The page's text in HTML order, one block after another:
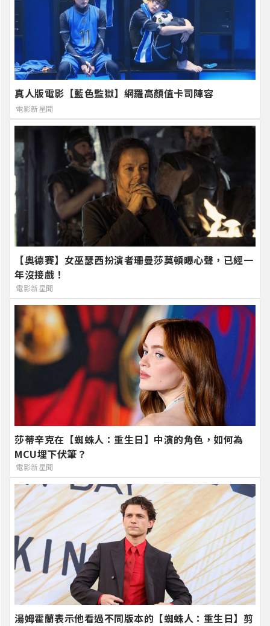
真人版電影【藍色監獄】網羅高顏值卡司陣容
電影新星聞
【奧德賽】女巫瑟西扮演者珊曼莎莫頓曝心聲，已經一
年沒接戲！
電影新星聞
莎蒂辛克在【蜘蛛人：重生日】中演的角色，如何為
MCU埋下伏筆？
電影新星聞
湯姆霍蘭表示他看過不同版本的【蜘蛛人：重生日】剪